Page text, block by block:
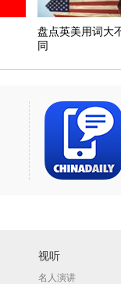
盘点英美用词大
同
视听
名人演讲